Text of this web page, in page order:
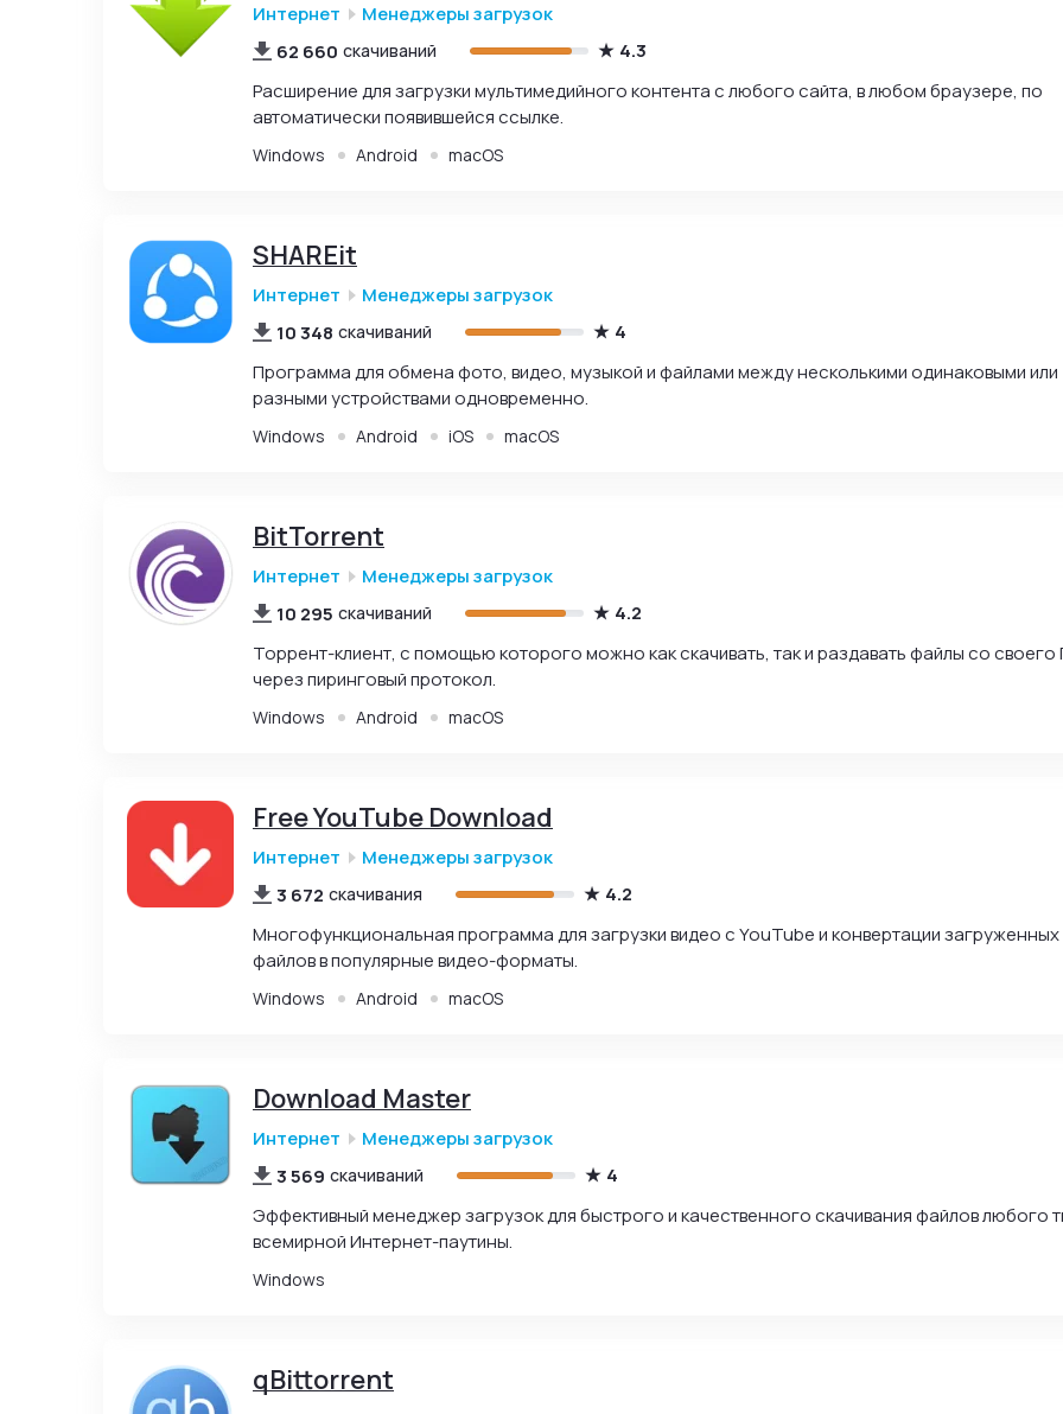
Интернет
Менеджеры загрузок
62 660 скачиваний
4.3
Расширение для загрузки мультимедийного контента с любого сайта, в любом браузере, по
автоматически появившейся ссылке.
Windows Android macOS
SHAREit
Интернет
Менеджеры загрузок
10 348 скачиваний
4
Программа для обмена фото, видео, музыкой и файлами между несколькими одинаковыми или
разными устройствами одновременно.
Windows Android iOS macOS
BitTorrent
Интернет
Менеджеры загрузок
10 295 скачиваний
4.2
Торрент-клиент, с помощью которого можно как скачивать, так и раздавать файлы со своего
через пиринговый протокол.
Windows Android macOS
Free YouTube Download
Интернет
Менеджеры загрузок
3 672 скачивания
4.2
Многофункциональная программа для загрузки видео с YouTube и конвертации загруженных
файлов в популярные видео-форматы.
Windows Android macOS
Download Master
Интернет
Менеджеры загрузок
3 569 скачиваний
4
Эффективный менеджер загрузок для быстрого и качественного скачивания файлов любого
всемирной Интернет-паутины.
Windows
qBittorrent